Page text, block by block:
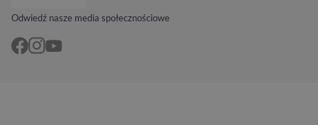
Odwiedź nasze media społecznościowe